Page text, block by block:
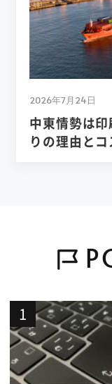
2026年7月24日
中東情勢は
りの理由と